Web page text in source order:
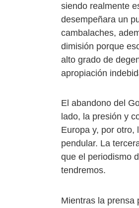
siendo realmente
desempeñara un
cambalaches,
dimisión porque
alto grado de
apropiación
El abandono del
lado, la presión y
Europa y, por otro,
pendular. La
que el periodismo
tendremos.
Mientras la prensa